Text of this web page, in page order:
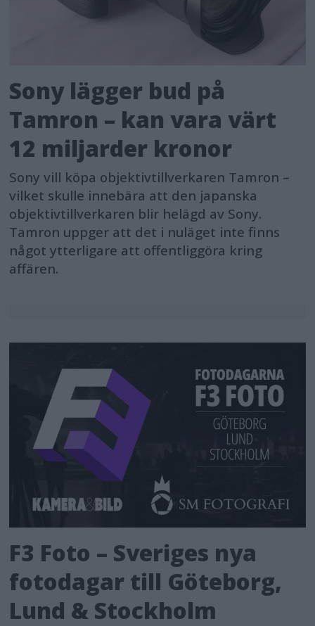
Sony lägger bud på
Tamron – kan vara värt
12 miljarder kronor
Sony vill köpa objektivtillverkaren Tamron –
vilket skulle innebära att den japanska
objektivtillverkaren blir helägd av Sony.
Tamron uppger att det i nuläget inte finns
något ytterligare att offentliggöra kring
affären.
F3 Foto – Sveriges nya
fotodagar till Göteborg,
Lund & Stockholm